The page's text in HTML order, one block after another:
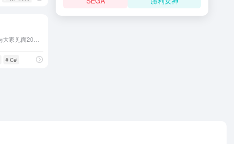
# C#